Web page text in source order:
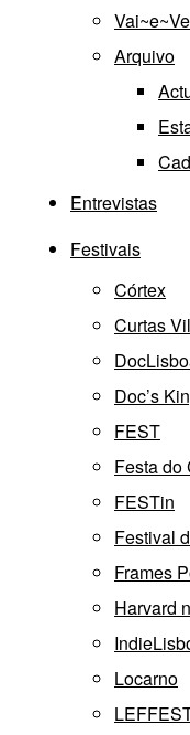
Arquivo
Entrevistas
Festivais
Córtex
Curtas
Doc’s
FEST
Festa do
FESTin
Festival
Frames
Harvard
Locarno